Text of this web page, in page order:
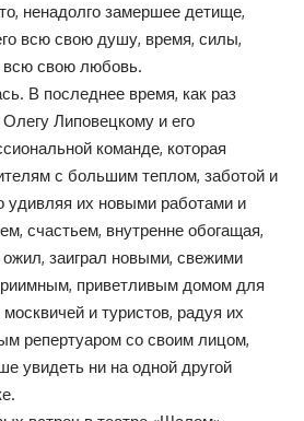
ненадолго замершее детище,
всю свою душу, время, силы,
всю свою любовь.
В последнее время, как раз
Липовецкому и его
команде, которая
с большим теплом, заботой и
удивляя их новыми работами и
счастьем, внутренне обогащая,
заиграл новыми, свежими
приветливым домом для
и туристов, радуя их
репертуаром со своим лицом,
увидеть ни на одной другой